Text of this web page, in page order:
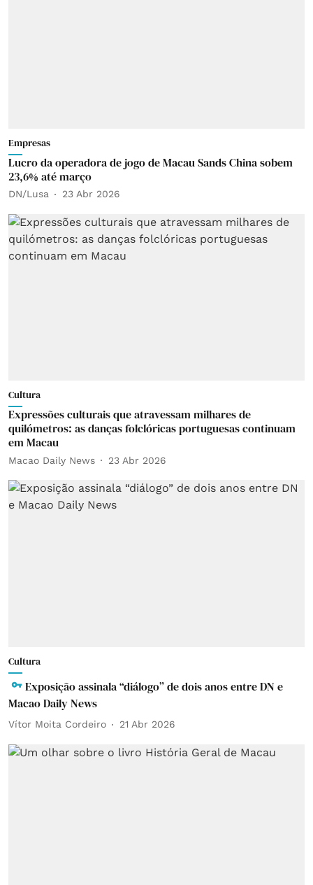
Empresas
Lucro da operadora de jogo de Macau Sands China sobem
23,6% até março
DN/Lusa 23 Abr 2026
Cultura
Expressões culturais que atravessam milhares de
quilómetros: as danças folclóricas portuguesas continuam
em Macau
Macao Daily News 23 Abr 2026
Cultura
Exposição assinala “diálogo” de dois anos entre DN e
Macao Daily News
Vítor Moita Cordeiro 21 Abr 2026